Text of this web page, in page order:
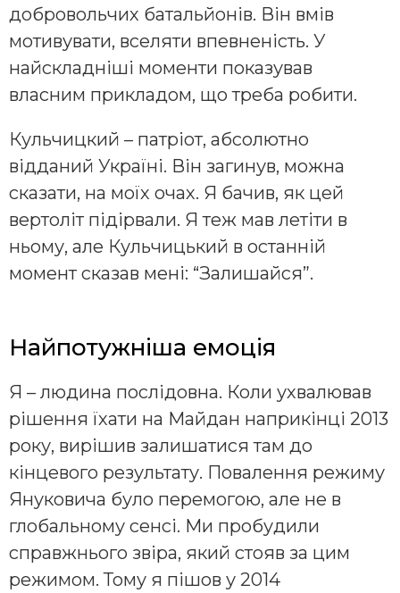
добровольчих батальйонів. Він вмів
мотивувати, вселяти впевненість. У
найскладніші моменти показував
власним прикладом, що треба робити.
Кульчицкий – патріот, абсолютно
відданий Україні. Він загинув, можна
сказати, на моїх очах. Я бачив, як цей
вертоліт підірвали. Я теж мав летіти в
ньому, але Кульчицький в останній
момент сказав мені: “Залишайся”.
Найпотужніша емоція
Я – людина послідовна. Коли ухвалював
рішення їхати на Майдан наприкінці 2013
року, вирішив залишатися там до
кінцевого результату. Повалення режиму
Януковича було перемогою, але не в
глобальному сенсі. Ми пробудили
справжнього звіра, який стояв за цим
режимом. Тому я пішов у 2014